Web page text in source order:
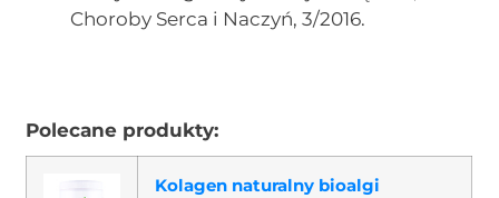
Choroby Serca i Naczyń, 3/2016.
Polecane produkty:
Kolagen naturalny bioalgi